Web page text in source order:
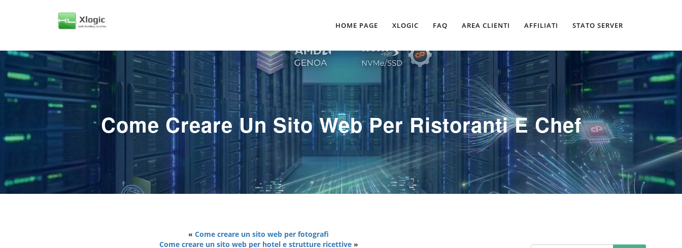
HOME PAGE XLOGIC FAQ AREA CLIENTI AFFILIATI STATO SERVER
Come Creare Un Sito Web Per Ristoranti E Chef
« Come creare un sito web per fotografi
Come creare un sito web per hotel e strutture ricettive»